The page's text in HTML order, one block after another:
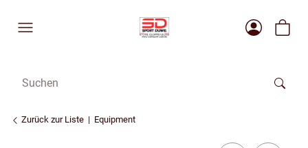
Zurück zur Liste Equipment